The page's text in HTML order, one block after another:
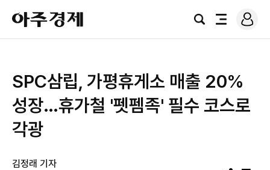
아
주
경
검
전
로
그
SPC삼립, 가평휴게소 매출 20%
성장…휴가철 '펫펨족' 필수 코스로
각광
김정래 기자